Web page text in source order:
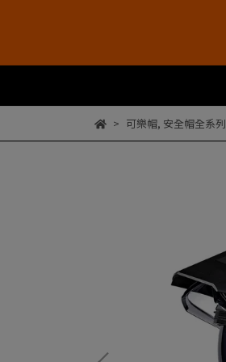
可樂帽, 安全帽全系列